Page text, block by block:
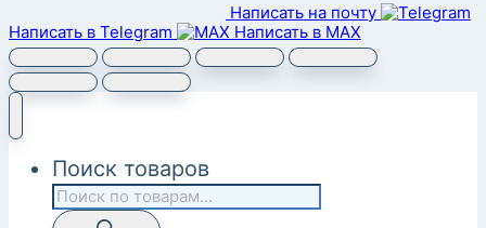
Написать на почту
Написать в Telegram
Написать в MAX
Поиск товаров